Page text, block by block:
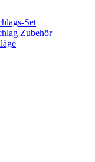
Set
Zubehör